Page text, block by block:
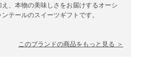
え、本物の美味しさをお届けするオーシ
ンテールのスイーツギフトです。
このブランドの商品をもっと見る ＞